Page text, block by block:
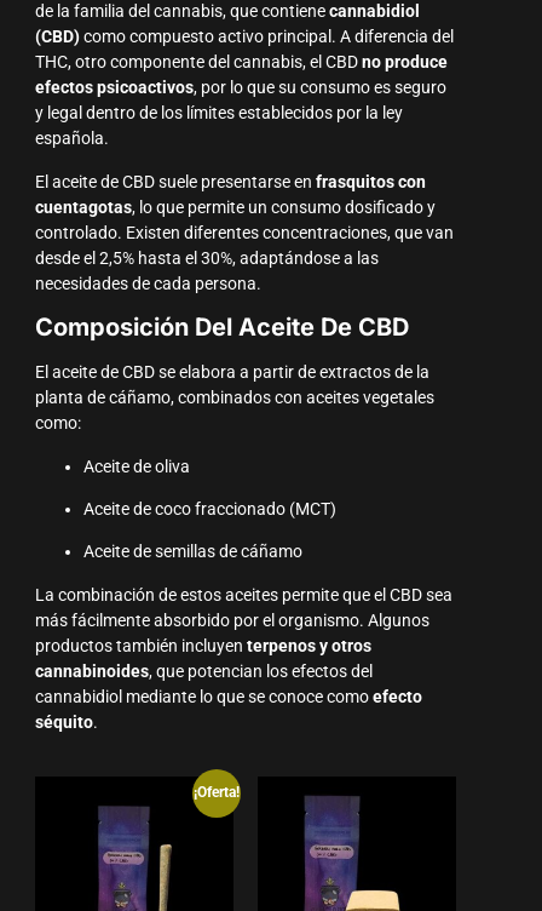
de la familia del cannabis, que contienecannabidiol
(CBD)como compuesto activo principal. A diferencia del
THC, otro componente del cannabis, el CBDno produce
efectos psicoactivos, por lo que su consumo es seguro
y legal dentro de los límites establecidos por la ley
española.
El aceite de CBD suele presentarse en frasquitos con
cuentagotas, lo que permite un consumo dosificado y
controlado. Existen diferentes concentraciones, que van
desde el 2,5% hasta el 30%, adaptándose a las
necesidades de cada persona.
Composición Del Aceite De CBD
El aceite de CBD se elabora a partir de extractos de la
planta de cáñamo, combinados con aceites vegetales
como:
Aceite de oliva
Aceite de coco fraccionado (MCT)
Aceite de semillas de cáñamo
La combinación de estos aceites permite que el CBD sea
más fácilmente absorbido por el organismo. Algunos
productos también incluyen terpenos y otros
cannabinoides, que potencian los efectos del
cannabidiol mediante lo que se conoce comoefecto
séquito.
¡Oferta!